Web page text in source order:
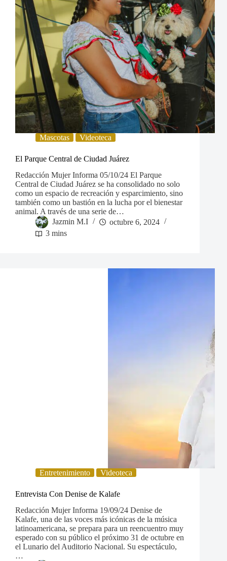
Mascotas Videoteca
El Parque Central de Ciudad Juárez
Redacción Mujer Informa 05/10/24 El Parque
Central de Ciudad Juárez se ha consolidado no solo
como un espacio de recreación y esparcimiento, sino
también como un bastión en la lucha por el bienestar
animal. A través de una serie de…
Jazmin M.I
octubre 6, 2024
3 mins
Entretenimiento Videoteca
Entrevista Con Denise de Kalafe
Redacción Mujer Informa 19/09/24 Denise de
Kalafe, una de las voces más icónicas de la música
latinoamericana, se prepara para un reencuentro muy
esperado con su público el próximo 31 de octubre en
el Lunario del Auditorio Nacional. Su espectáculo,
…